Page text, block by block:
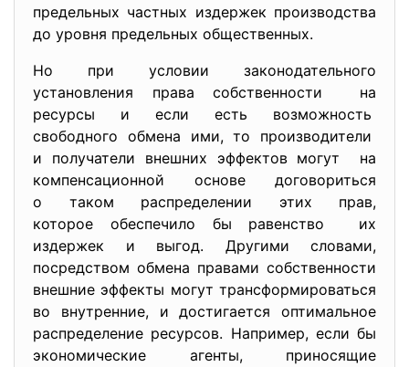
предельных частных издержек производства
до уровня предельных общественных.
Но при условии законодательного
установления права собственности на
ресурсы и если есть возможность
свободного обмена ими, то производители
и получатели внешних эффектов могут на
компенсационной основе договориться
о таком распределении этих прав,
которое обеспечило бы равенство их
издержек и выгод. Другими словами,
посредством обмена правами собственности
внешние эффекты могут трансформироваться
во внутренние, и достигается оптимальное
распределение ресурсов. Например, если бы
экономические агенты, приносящие